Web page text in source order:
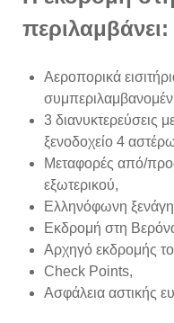
περιλαμβάνει:
Αεροπορικά
3 διανυκτερεύσεις
ξενοδοχείο 4
Μεταφορές από/
εξωτερικού,
Ελληνόφωνη
Εκδρομή στη
Αρχηγό εκδρομής
Check Points,
Ασφάλεια αστικής